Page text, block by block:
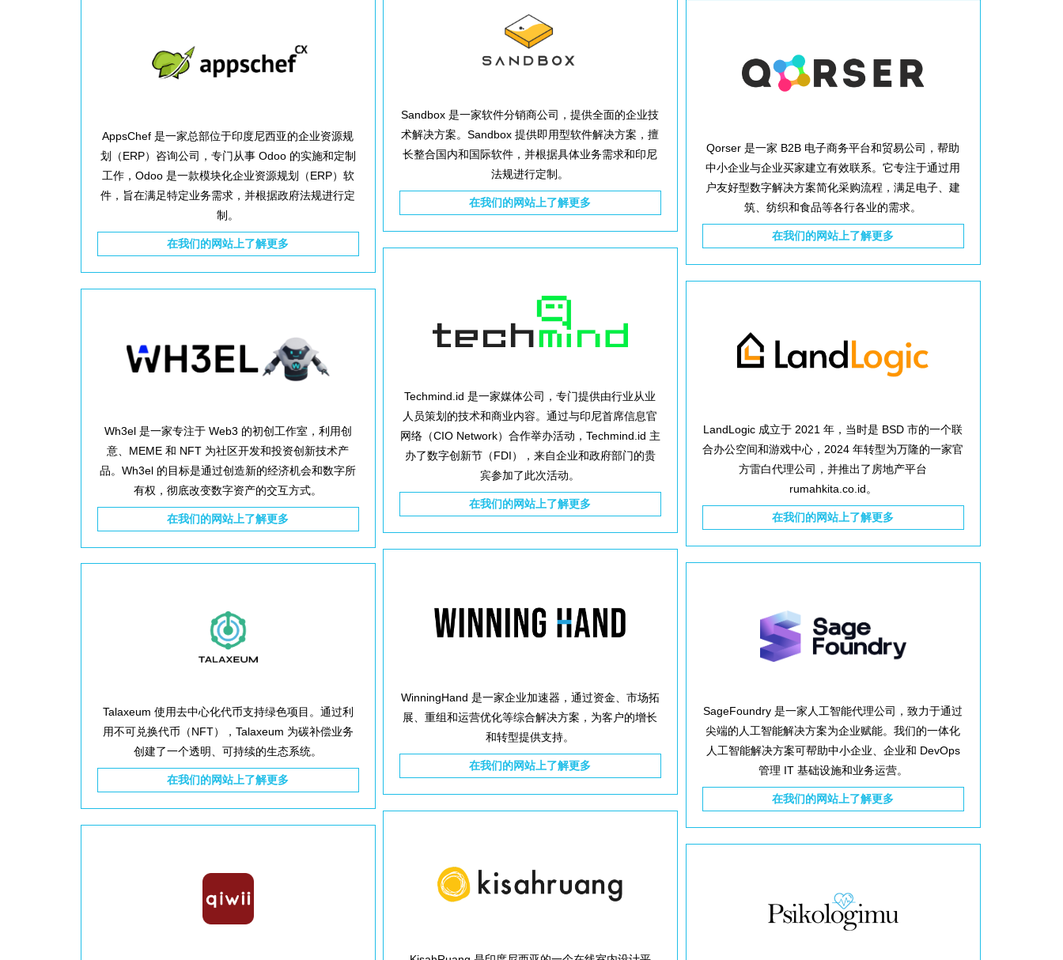
AppsChef 是一家总部位于印度尼西亚的企业资源规
划（ERP）咨询公司，专门从事 Odoo 的实施和定制
工作，Odoo 是一款模块化企业资源规划（ERP）软
件，旨在满足特定业务需求，并根据政府法规进行定
制。
在我们的网站上了解更多
Sandbox 是一家软件分销商公司，提供全面的企业技
术解决方案。Sandbox 提供即用型软件解决方案，擅
长整合国内和国际软件，并根据具体业务需求和印尼
法规进行定制。
在我们的网站上了解更多
Qorser 是一家 B2B 电子商务平台和贸易公司，帮助
中小企业与企业买家建立有效联系。它专注于通过用
户友好型数字解决方案简化采购流程，满足电子、建
筑、纺织和食品等各行各业的需求。
在我们的网站上了解更多
Wh3el 是一家专注于 Web3 的初创工作室，利用创
意、MEME 和 NFT 为社区开发和投资创新技术产
品。Wh3el 的目标是通过创造新的经济机会和数字所
有权，彻底改变数字资产的交互方式。
在我们的网站上了解更多
Techmind.id 是一家媒体公司，专门提供由行业从业
人员策划的技术和商业内容。通过与印尼首席信息官
网络（CIO Network）合作举办活动，Techmind.id 主
办了数字创新节（FDI），来自企业和政府部门的贵
宾参加了此次活动。
在我们的网站上了解更多
LandLogic 成立于 2021 年，当时是 BSD 市的一个联
合办公空间和游戏中心，2024 年转型为万隆的一家官
方雷白代理公司，并推出了房地产平台
rumahkita.co.id。
在我们的网站上了解更多
Talaxeum 使用去中心化代币支持绿色项目。通过利
用不可兑换代币（NFT），Talaxeum 为碳补偿业务
创建了一个透明、可持续的生态系统。
在我们的网站上了解更多
WinningHand 是一家企业加速器，通过资金、市场拓
展、重组和运营优化等综合解决方案，为客户的增长
和转型提供支持。
在我们的网站上了解更多
SageFoundry 是一家人工智能代理公司，致力于通过
尖端的人工智能解决方案为企业赋能。我们的一体化
人工智能解决方案可帮助中小企业、企业和 DevOps
管理 IT 基础设施和业务运营。
在我们的网站上了解更多